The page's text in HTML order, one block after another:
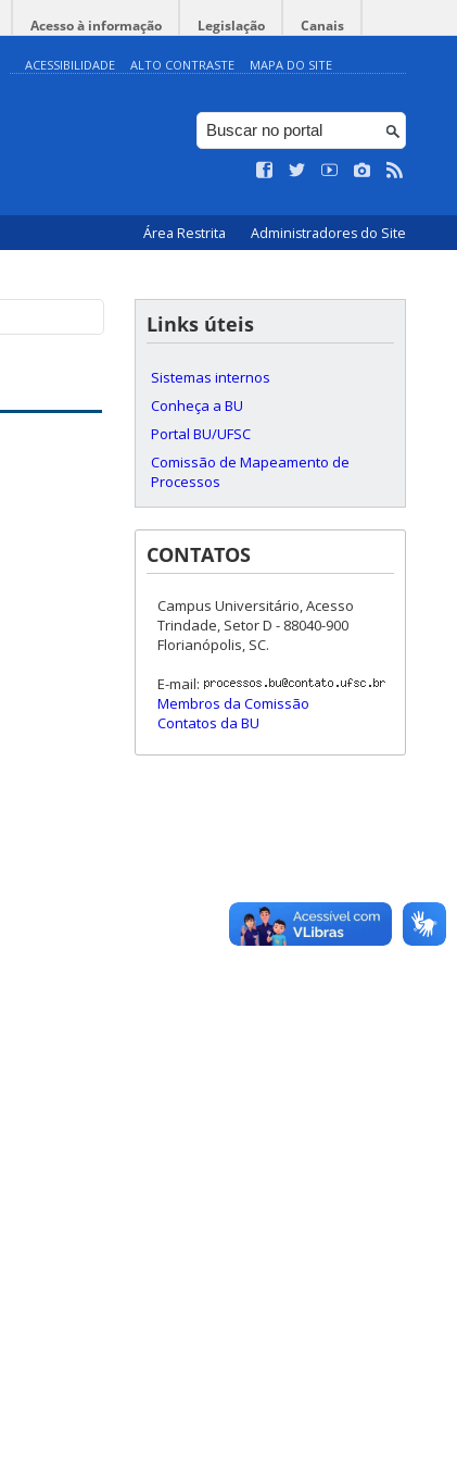
Acesso à informação Legislação Canais
ACESSIBILIDADE ALTO CONTRASTE MAPA DO SITE
Área Restrita Administradores do Site
Links úteis
Sistemas internos
Conheça a BU
Portal BU/UFSC
Comissão de Mapeamento de
Processos
CONTATOS
Campus Universitário, Acesso
Trindade, Setor D - 88040-900
Florianópolis, SC.
E-mail:
Membros da Comissão
Contatos da BU